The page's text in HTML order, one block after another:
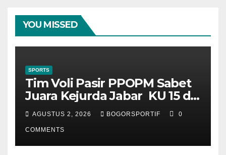
YOU MISSED
SPORTS
Tim Voli Pasir PPOPM Sabet
Juara Kejurda Jabar KU 15 di
Bandung
AGUSTUS 2, 2026 BOGORSPORTIF 0
COMMENTS